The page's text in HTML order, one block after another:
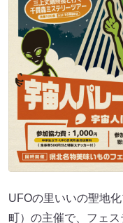
UFOの里いいの聖地
町）の主催で、フェ